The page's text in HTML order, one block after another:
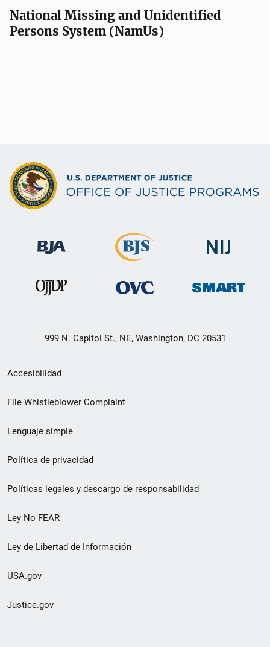
National Missing and Unidentified
Persons System (NamUs)
999 N. Capitol St., NE, Washington, DC 20531
Menú
de
de
pie
de
página
Accesibilidad
File Whistleblower Complaint
Lenguaje simple
Política de privacidad
Políticas legales y descargo de responsabilidad
Ley No FEAR
Ley de Libertad de Información
USA.gov
Justice.gov